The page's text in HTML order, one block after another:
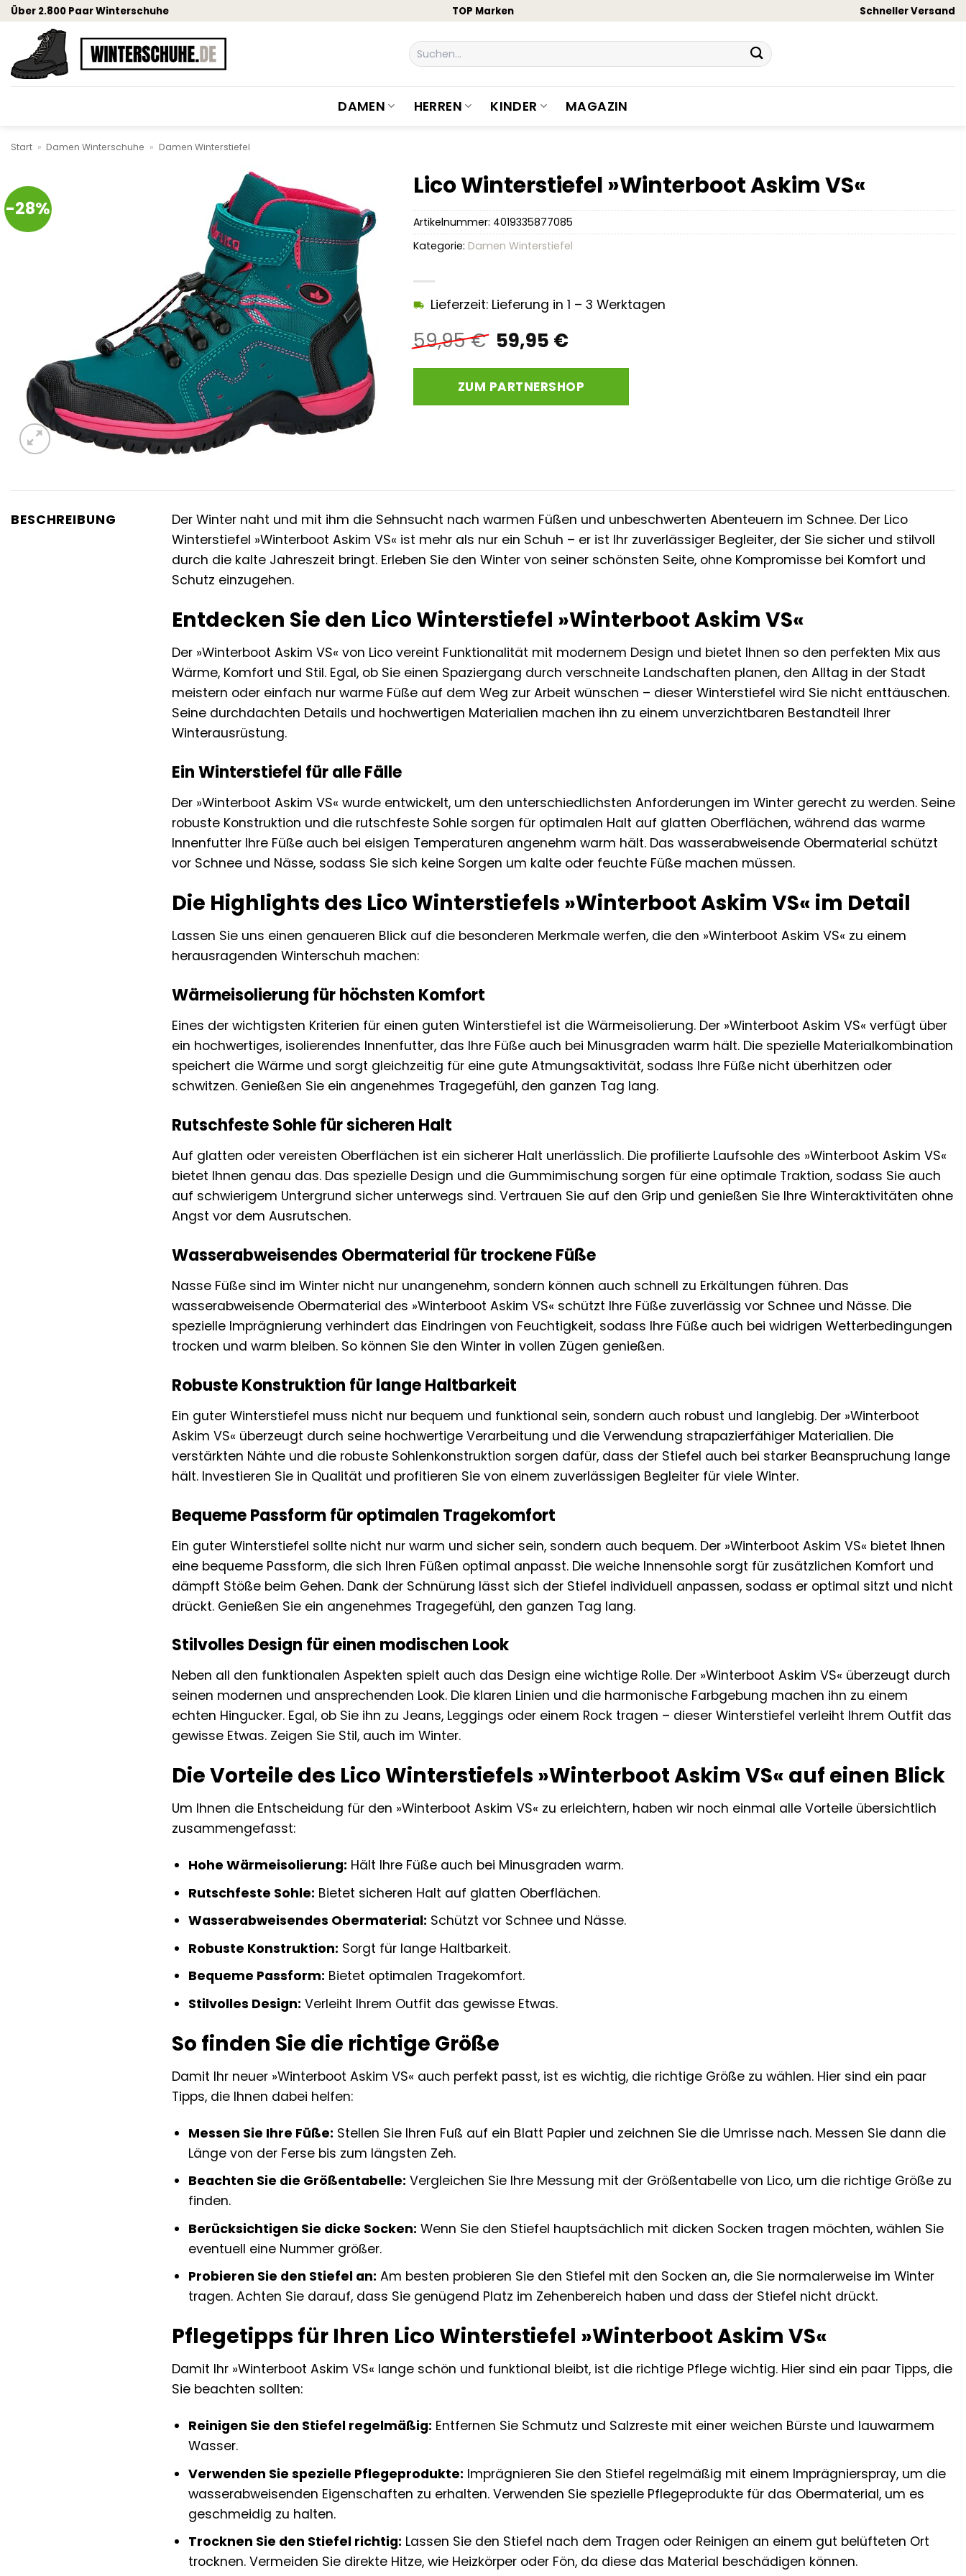
Zum
springen
Über 2.800 Paar Winterschuhe TOP Marken Schneller Versand
Suchen
nach:
DAMEN HERREN KINDER MAGAZIN
Start » Damen Winterschuhe » Damen Winterstiefel
-28%
Lico Winterstiefel »Winterboot Askim VS«
59,95€ Ursprünglicher
Preis
war:
59,95 €
59,95 €Aktueller
ist:
59,95 €.
Lieferzeit: Lieferung in 1 – 3 Werktagen
ZUM PARTNERSHOP
Artikelnummer: 4019335877085
Kategorie: Damen Winterstiefel
BESCHREIBUNG
Der Winter naht und mit ihm die Sehnsucht nach warmen Füßen und unbeschwerten Abenteuern im Schnee. Der Lico
Winterstiefel »Winterboot Askim VS« ist mehr als nur ein Schuh – er ist Ihr zuverlässiger Begleiter, der Sie sicher und stilvoll
durch die kalte Jahreszeit bringt. Erleben Sie den Winter von seiner schönsten Seite, ohne Kompromisse bei Komfort und
Schutz einzugehen.
Entdecken Sie den Lico Winterstiefel »Winterboot Askim VS«
Der »Winterboot Askim VS« von Lico vereint Funktionalität mit modernem Design und bietet Ihnen so den perfekten Mix aus
Wärme, Komfort und Stil. Egal, ob Sie einen Spaziergang durch verschneite Landschaften planen, den Alltag in der Stadt
meistern oder einfach nur warme Füße auf dem Weg zur Arbeit wünschen – dieser Winterstiefel wird Sie nicht enttäuschen.
Seine durchdachten Details und hochwertigen Materialien machen ihn zu einem unverzichtbaren Bestandteil Ihrer
Winterausrüstung.
Ein Winterstiefel für alle Fälle
Der »Winterboot Askim VS« wurde entwickelt, um den unterschiedlichsten Anforderungen im Winter gerecht zu werden. Seine
robuste Konstruktion und die rutschfeste Sohle sorgen für optimalen Halt auf glatten Oberflächen, während das warme
Innenfutter Ihre Füße auch bei eisigen Temperaturen angenehm warm hält. Das wasserabweisende Obermaterial schützt
vor Schnee und Nässe, sodass Sie sich keine Sorgen um kalte oder feuchte Füße machen müssen.
Die Highlights des Lico Winterstiefels »Winterboot Askim VS« im Detail
Lassen Sie uns einen genaueren Blick auf die besonderen Merkmale werfen, die den »Winterboot Askim VS« zu einem
herausragenden Winterschuh machen:
Wärmeisolierung für höchsten Komfort
Eines der wichtigsten Kriterien für einen guten Winterstiefel ist die Wärmeisolierung. Der »Winterboot Askim VS« verfügt über
ein hochwertiges, isolierendes Innenfutter, das Ihre Füße auch bei Minusgraden warm hält. Die spezielle Materialkombination
speichert die Wärme und sorgt gleichzeitig für eine gute Atmungsaktivität, sodass Ihre Füße nicht überhitzen oder
schwitzen. Genießen Sie ein angenehmes Tragegefühl, den ganzen Tag lang.
Rutschfeste Sohle für sicheren Halt
Auf glatten oder vereisten Oberflächen ist ein sicherer Halt unerlässlich. Die profilierte Laufsohle des »Winterboot Askim VS«
bietet Ihnen genau das. Das spezielle Design und die Gummimischung sorgen für eine optimale Traktion, sodass Sie auch
auf schwierigem Untergrund sicher unterwegs sind. Vertrauen Sie auf den Grip und genießen Sie Ihre Winteraktivitäten ohne
Angst vor dem Ausrutschen.
Wasserabweisendes Obermaterial für trockene Füße
Nasse Füße sind im Winter nicht nur unangenehm, sondern können auch schnell zu Erkältungen führen. Das
wasserabweisende Obermaterial des »Winterboot Askim VS« schützt Ihre Füße zuverlässig vor Schnee und Nässe. Die
spezielle Imprägnierung verhindert das Eindringen von Feuchtigkeit, sodass Ihre Füße auch bei widrigen Wetterbedingungen
trocken und warm bleiben. So können Sie den Winter in vollen Zügen genießen.
Robuste Konstruktion für lange Haltbarkeit
Ein guter Winterstiefel muss nicht nur bequem und funktional sein, sondern auch robust und langlebig. Der »Winterboot
Askim VS« überzeugt durch seine hochwertige Verarbeitung und die Verwendung strapazierfähiger Materialien. Die
verstärkten Nähte und die robuste Sohlenkonstruktion sorgen dafür, dass der Stiefel auch bei starker Beanspruchung lange
hält. Investieren Sie in Qualität und profitieren Sie von einem zuverlässigen Begleiter für viele Winter.
Bequeme Passform für optimalen Tragekomfort
Ein guter Winterstiefel sollte nicht nur warm und sicher sein, sondern auch bequem. Der »Winterboot Askim VS« bietet Ihnen
eine bequeme Passform, die sich Ihren Füßen optimal anpasst. Die weiche Innensohle sorgt für zusätzlichen Komfort und
dämpft Stöße beim Gehen. Dank der Schnürung lässt sich der Stiefel individuell anpassen, sodass er optimal sitzt und nicht
drückt. Genießen Sie ein angenehmes Tragegefühl, den ganzen Tag lang.
Stilvolles Design für einen modischen Look
Neben all den funktionalen Aspekten spielt auch das Design eine wichtige Rolle. Der »Winterboot Askim VS« überzeugt durch
seinen modernen und ansprechenden Look. Die klaren Linien und die harmonische Farbgebung machen ihn zu einem
echten Hingucker. Egal, ob Sie ihn zu Jeans, Leggings oder einem Rock tragen – dieser Winterstiefel verleiht Ihrem Outfit das
gewisse Etwas. Zeigen Sie Stil, auch im Winter.
Die Vorteile des Lico Winterstiefels »Winterboot Askim VS« auf einen Blick
Um Ihnen die Entscheidung für den »Winterboot Askim VS« zu erleichtern, haben wir noch einmal alle Vorteile übersichtlich
zusammengefasst:
Hohe Wärmeisolierung: Hält Ihre Füße auch bei Minusgraden warm.
Rutschfeste Sohle: Bietet sicheren Halt auf glatten Oberflächen.
Wasserabweisendes Obermaterial: Schützt vor Schnee und Nässe.
Robuste Konstruktion: Sorgt für lange Haltbarkeit.
Bequeme Passform: Bietet optimalen Tragekomfort.
Stilvolles Design: Verleiht Ihrem Outfit das gewisse Etwas.
So finden Sie die richtige Größe
Damit Ihr neuer »Winterboot Askim VS« auch perfekt passt, ist es wichtig, die richtige Größe zu wählen. Hier sind ein paar
Tipps, die Ihnen dabei helfen:
Messen Sie Ihre Füße: Stellen Sie Ihren Fuß auf ein Blatt Papier und zeichnen Sie die Umrisse nach. Messen Sie dann die
Länge von der Ferse bis zum längsten Zeh.
Beachten Sie die Größentabelle: Vergleichen Sie Ihre Messung mit der Größentabelle von Lico, um die richtige Größe zu
finden.
Berücksichtigen Sie dicke Socken: Wenn Sie den Stiefel hauptsächlich mit dicken Socken tragen möchten, wählen Sie
eventuell eine Nummer größer.
Probieren Sie den Stiefel an: Am besten probieren Sie den Stiefel mit den Socken an, die Sie normalerweise im Winter
tragen. Achten Sie darauf, dass Sie genügend Platz im Zehenbereich haben und dass der Stiefel nicht drückt.
Pflegetipps für Ihren Lico Winterstiefel »Winterboot Askim VS«
Damit Ihr »Winterboot Askim VS« lange schön und funktional bleibt, ist die richtige Pflege wichtig. Hier sind ein paar Tipps, die
Sie beachten sollten:
Reinigen Sie den Stiefel regelmäßig: Entfernen Sie Schmutz und Salzreste mit einer weichen Bürste und lauwarmem
Wasser.
Verwenden Sie spezielle Pflegeprodukte: Imprägnieren Sie den Stiefel regelmäßig mit einem Imprägnierspray, um die
wasserabweisenden Eigenschaften zu erhalten. Verwenden Sie spezielle Pflegeprodukte für das Obermaterial, um es
geschmeidig zu halten.
Trocknen Sie den Stiefel richtig: Lassen Sie den Stiefel nach dem Tragen oder Reinigen an einem gut belüfteten Ort
trocknen. Vermeiden Sie direkte Hitze, wie Heizkörper oder Fön, da diese das Material beschädigen können.